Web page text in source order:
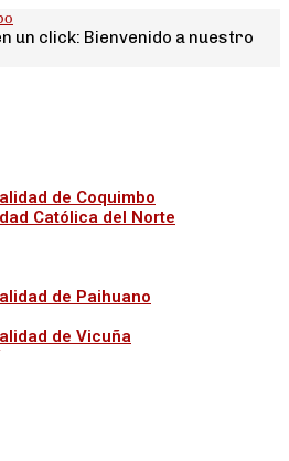
un click: Bienvenido a nuestro
de Coquimbo
Católica del Norte
de Paihuano
de Vicuña